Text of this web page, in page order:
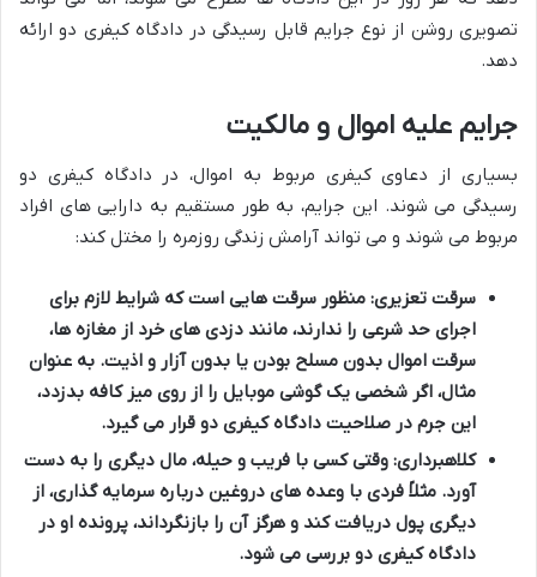
تصویری روشن از نوع جرایم قابل رسیدگی در دادگاه کیفری دو ارائه
دهد.
جرایم علیه اموال و مالکیت
بسیاری از دعاوی کیفری مربوط به اموال، در دادگاه کیفری دو
رسیدگی می شوند. این جرایم، به طور مستقیم به دارایی های افراد
مربوط می شوند و می تواند آرامش زندگی روزمره را مختل کند:
سرقت تعزیری: منظور سرقت هایی است که شرایط لازم برای
اجرای حد شرعی را ندارند، مانند دزدی های خرد از مغازه ها،
سرقت اموال بدون مسلح بودن یا بدون آزار و اذیت. به عنوان
مثال، اگر شخصی یک گوشی موبایل را از روی میز کافه بدزدد،
این جرم در صلاحیت دادگاه کیفری دو قرار می گیرد.
کلاهبرداری: وقتی کسی با فریب و حیله، مال دیگری را به دست
آورد. مثلاً فردی با وعده های دروغین درباره سرمایه گذاری، از
دیگری پول دریافت کند و هرگز آن را بازنگرداند، پرونده او در
دادگاه کیفری دو بررسی می شود.